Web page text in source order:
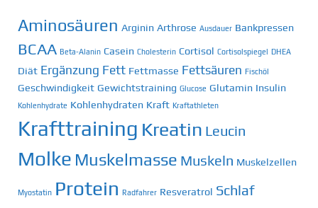
Aminosäuren Arginin Arthrose Ausdauer Bankpressen
BCAA Beta-Alanin Casein Cholesterin Cortisol Cortisolspiegel DHEA
Diät Ergänzung Fett Fettmasse Fettsäuren Fischöl
Geschwindigkeit Gewichtstraining Glucose Glutamin Insulin
Kohlenhydrate Kohlenhydraten Kraft Kraftathleten
Krafttraining Kreatin Leucin
Molke Muskelmasse Muskeln Muskelzellen
Myostatin Protein Radfahrer Resveratrol Schlaf